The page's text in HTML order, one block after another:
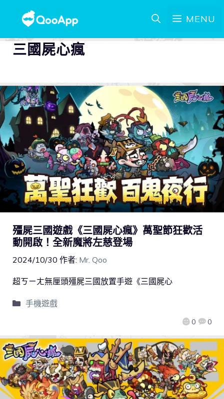
MENU
三國屍心瘋
殭屍三國遊戲《三國屍心瘋》萬聖節狂歡活
動開啟！全新魔將左慈登場
2024/10/30 作者: Mr. Qoo
0 0
超ㄎㄧㄤ無厘頭殭屍三國放置手遊《三國屍心
手機遊戲